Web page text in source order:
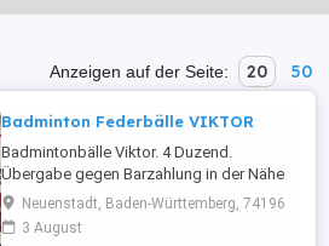
Anzeigen auf der Seite: 20 50
Badminton Federbälle VIKTOR
Badmintonbälle Viktor. 4 Duzend.
Übergabe gegen Barzahlung in der Nähe
von Neuenstadt a.K..
Neuenstadt, Baden-Württemberg, 74196
3 August